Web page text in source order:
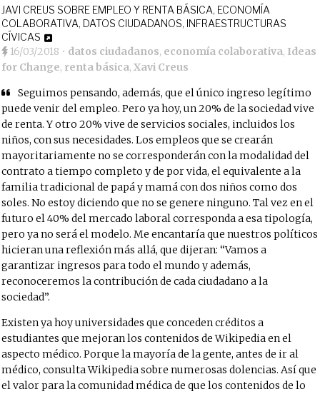
JAVI CREUS SOBRE EMPLEO Y RENTA BÁSICA, ECONOMÍA
COLABORATIVA, DATOS CIUDADANOS, INFRAESTRUCTURAS
CÍVICAS
16/03/2018 • datos ciudadanos, economía colaborativa, Ideas
for Change, renta básica,Xavi Creus
Seguimos pensando, además, que el único ingreso legítimo
puede venir del empleo. Pero ya hoy, un 20% de la sociedad vive
de renta. Y otro 20% vive de servicios sociales, incluidos los
niños, con sus necesidades. Los empleos que se crearán
mayoritariamente no se corresponderán con la modalidad del
contrato a tiempo completo y de por vida, el equivalente a la
familia tradicional de papá y mamá con dos niños como dos
soles. No estoy diciendo que no se genere ninguno. Tal vez en el
futuro el 40% del mercado laboral corresponda a esa tipología,
pero ya no será el modelo. Me encantaría que nuestros políticos
hicieran una reflexión más allá, que dijeran: “Vamos a
garantizar ingresos para todo el mundo y además,
reconoceremos la contribución de cada ciudadano a la
sociedad”.
Existen ya hoy universidades que conceden créditos a
estudiantes que mejoran los contenidos de Wikipedia en el
aspecto médico. Porque la mayoría de la gente, antes de ir al
médico, consulta Wikipedia sobre numerosas dolencias. Así que
el valor para la comunidad médica de que los contenidos de lo